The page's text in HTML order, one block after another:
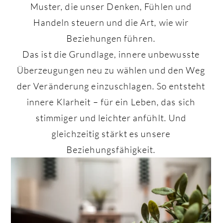
Muster, die unser Denken, Fühlen und
Handeln steuern und die Art, wie wir
Beziehungen führen.
Das ist die Grundlage, innere unbewusste
Überzeugungen neu zu wählen und den Weg
der Veränderung einzuschlagen. So entsteht
innere Klarheit – für ein Leben, das sich
stimmiger und leichter anfühlt. Und
gleichzeitig stärkt es unsere
Beziehungsfähigkeit.